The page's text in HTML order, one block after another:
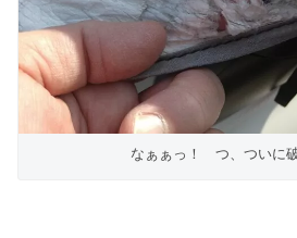
なぁぁっ！ つ、ついに